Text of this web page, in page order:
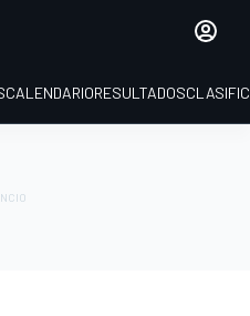
CALENDARIORESULTADOS